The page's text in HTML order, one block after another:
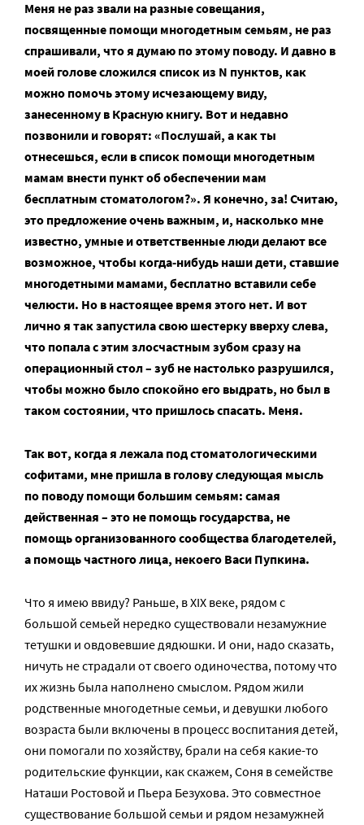
Меня не раз звали на разные совещания,
посвященные помощи многодетным семьям, не раз
спрашивали, что я думаю по этому поводу. И давно в
моей голове сложился список из N пунктов, как
можно помочь этому исчезающему виду,
занесенному в Красную книгу. Вот и недавно
позвонили и говорят: «Послушай, а как ты
отнесешься, если в список помощи многодетным
мамам внести пункт об обеспечении мам
бесплатным стоматологом?». Я конечно, за! Считаю,
это предложение очень важным, и, насколько мне
известно, умные и ответственные люди делают все
возможное, чтобы когда-нибудь наши дети, ставшие
многодетными мамами, бесплатно вставили себе
челюсти. Но в настоящее время этого нет. И вот
лично я так запустила свою шестерку вверху слева,
что попала с этим злосчастным зубом сразу на
операционный стол – зуб не настолько разрушился,
чтобы можно было спокойно его выдрать, но был в
таком состоянии, что пришлось спасать. Меня.
Так вот, когда я лежала под стоматологическими
софитами, мне пришла в голову следующая мысль
по поводу помощи большим семьям: самая
действенная – это не помощь государства, не
помощь организованного сообщества благодетелей,
а помощь частного лица, некоего Васи Пупкина.
Что я имею ввиду? Раньше, в XIX веке, рядом с
большой семьей нередко существовали незамужние
тетушки и овдовевшие дядюшки. И они, надо сказать,
ничуть не страдали от своего одиночества, потому что
их жизнь была наполнено смыслом. Рядом жили
родственные многодетные семьи, и девушки любого
возраста были включены в процесс воспитания детей,
они помогали по хозяйству, брали на себя какие-то
родительские функции, как скажем, Соня в семействе
Наташи Ростовой и Пьера Безухова. Это совместное
существование большой семьи и рядом незамужней